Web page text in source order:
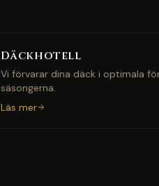
Däckhotell
Vi förvarar dina däck i optimala
säsongerna.
Läs mer